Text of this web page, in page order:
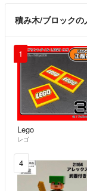
積み木/ブロック
1
Lego
レゴ
4